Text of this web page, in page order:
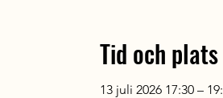
Tid och plats
13 juli 2026 17:30 –